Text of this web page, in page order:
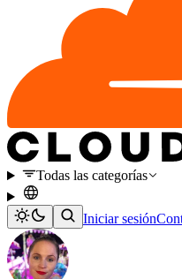
Todas las categorías
Iniciar sesión